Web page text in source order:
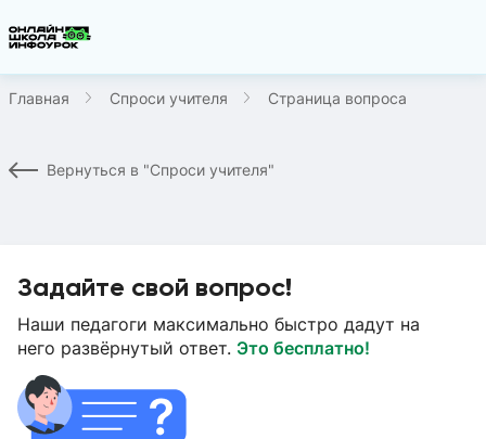
Главная Спроси учителя Страница вопроса
Вернуться в "Спроси учителя"
Задайте свой вопрос!
Наши педагоги максимально быстро дадут на
него развёрнутый ответ. Это бесплатно!